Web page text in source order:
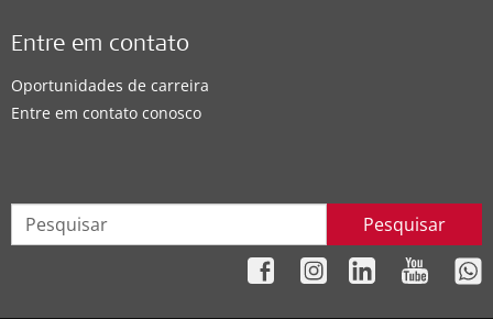
Entre em contato
Oportunidades de carreira
Entre em contato conosco
Pesquisar